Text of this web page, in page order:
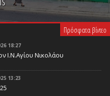
Πρόσφατα βίντεο
18:27
Ι.Ν.Αγίου Νικολάου
13:23